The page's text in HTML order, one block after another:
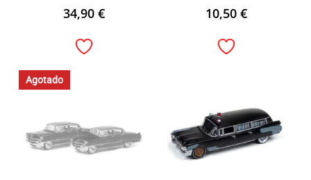
34,90€ 10,50 €
Agotado